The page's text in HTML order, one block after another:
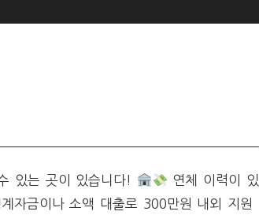
있는 곳이 있습니다!
연체 이력이 있
자금이나 소액 대출로 300만원 내외 지원